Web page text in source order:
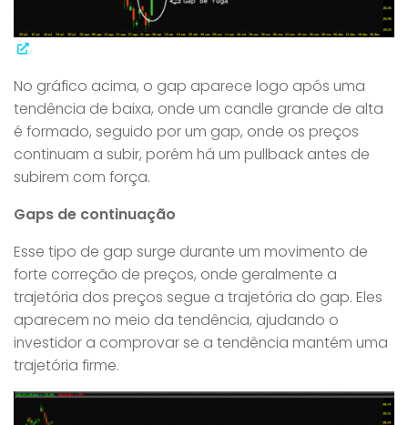
No gráfico acima, o gap aparece logo após uma
tendência de baixa, onde um candle grande de alta
é formado, seguido por um gap, onde os preços
continuam a subir, porém há um pullback antes de
subirem com força.
Gaps de continuação
Esse tipo de gap surge durante um movimento de
forte correção de preços, onde geralmente a
trajetória dos preços segue a trajetória do gap. Eles
aparecem no meio da tendência, ajudando o
investidor a comprovar se a tendência mantém uma
trajetória firme.